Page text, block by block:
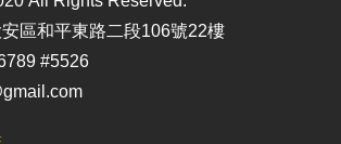
區和平東路二段106號22樓
#5526